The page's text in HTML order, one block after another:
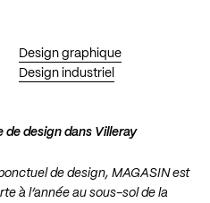
Design graphique
Design industriel
de design dans Villeray
de design, MAGASIN est
à l’année au sous-sol de la